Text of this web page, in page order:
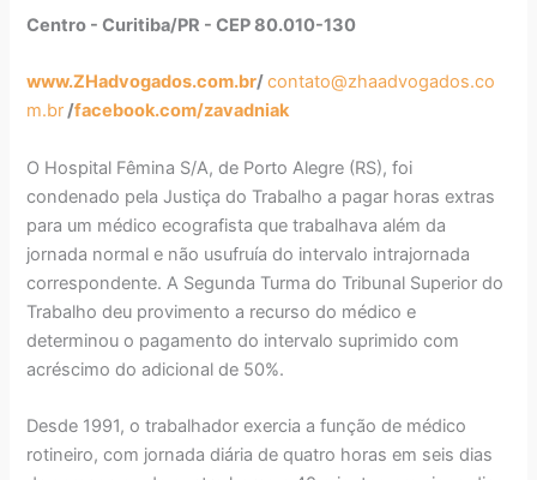
Centro - Curitiba/PR - CEP 80.010-130
www.ZHadvogados.com.br/contato@zhaadvogados.co
m.br/facebook.com/zavadniak
O Hospital Fêmina S/A, de Porto Alegre (RS), foi
condenado pela Justiça do Trabalho a pagar horas extras
para um médico ecografista que trabalhava além da
jornada normal e não usufruía do intervalo intrajornada
correspondente. A Segunda Turma do Tribunal Superior do
Trabalho deu provimento a recurso do médico e
determinou o pagamento do intervalo suprimido com
acréscimo do adicional de 50%.
Desde 1991, o trabalhador exercia a função de médico
rotineiro, com jornada diária de quatro horas em seis dias